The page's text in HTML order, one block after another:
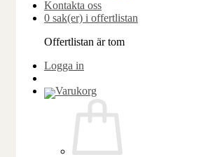
Kontakta oss
0 sak(er) i offertlistan
Offertlistan är tom
Logga in